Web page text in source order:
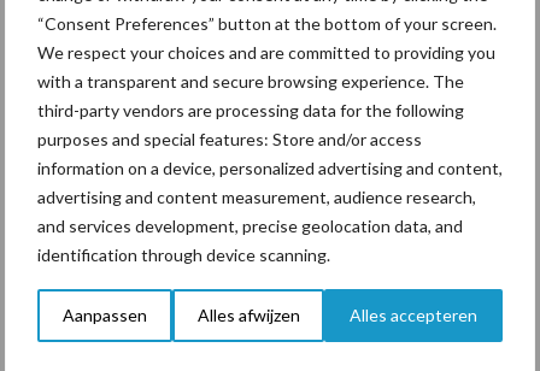
“Consent Preferences” button at the bottom of your screen.
We respect your choices and are committed to providing you
with a transparent and secure browsing experience. The
third-party vendors are processing data for the following
purposes and special features: Store and/or access
information on a device, personalized advertising and content,
advertising and content measurement, audience research,
and services development, precise geolocation data, and
identification through device scanning.
Aanpassen Alles afwijzen Alles accepteren
Bedrijfsnieuws
Ligbox &
Voerhekken
Toon meer